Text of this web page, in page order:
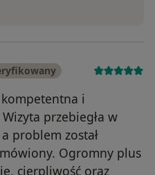
i
przebiegła w
problem został
Ogromny plus
cierpliwość oraz